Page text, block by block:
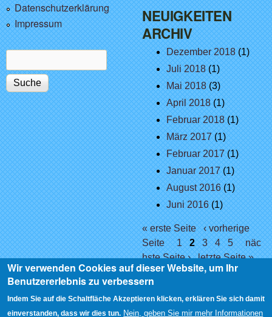
Datenschutzerklärung
Impressum
Suchformular
NEUIGKEITEN
ARCHIV
Dezember 2018(1)
Juli 2018(1)
Mai 2018(3)
April 2018(1)
Februar 2018(1)
März 2017(1)
Februar 2017(1)
Januar 2017(1)
August 2016(1)
Juni 2016(1)
Seiten
« erste Seite
‹ vorherige
Seite
1 2 3 4 5
näc
hste Seite ›
letzte Seite »
Wir verwenden Cookies auf dieser Website, um Ihr
Benutzererlebnis zu verbessern
Indem Sie auf die Schaltfläche Akzeptieren klicken, erklären Sie sich damit
einverstanden, dass wir dies tun. Nein, geben Sie mir mehr Informationen